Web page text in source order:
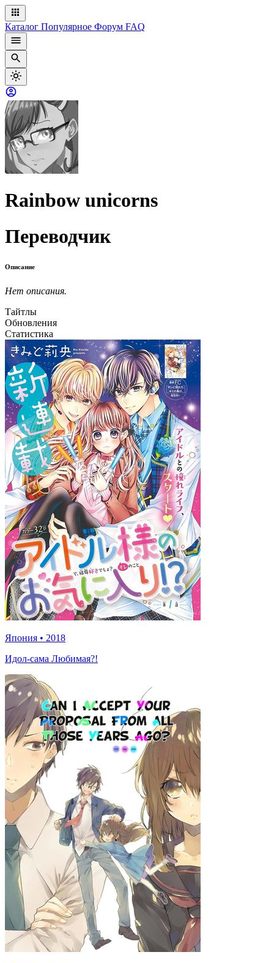
Каталог Популярное Форум FAQ
Rainbow unicorns
Переводчик
Описание
Нет описания.
Тайтлы
Обновления
Статистика
Япония • 2018
Идол-сама Любимая?!